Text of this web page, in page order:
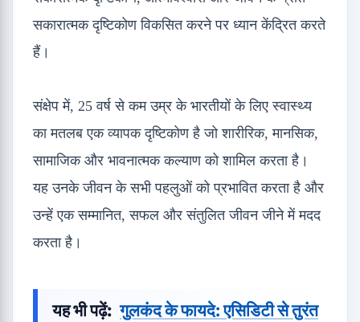
सकारात्मक दृष्टिकोण विकसित करने पर ध्यान केंद्रित करते
हैं।
संक्षेप में, 25 वर्ष से कम उम्र के भारतीयों के लिए स्वास्थ्य
का मतलब एक व्यापक दृष्टिकोण है जो शारीरिक, मानसिक,
सामाजिक और भावनात्मक कल्याण को शामिल करता है।
यह उनके जीवन के सभी पहलुओं को प्रभावित करता है और
उन्हें एक सम्मानित, सफल और संतुलित जीवन जीने में मदद
करता है।
यह भी पढ़ें: गुलकंद के फायदे: एसिडिटी से तुरंत